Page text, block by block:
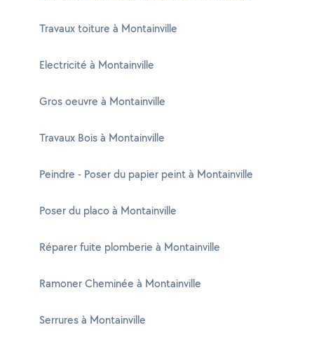
Travaux toiture à Montainville
Electricité à Montainville
Gros oeuvre à Montainville
Travaux Bois à Montainville
Peindre - Poser du papier peint à Montainville
Poser du placo à Montainville
Réparer fuite plomberie à Montainville
Ramoner Cheminée à Montainville
Serrures à Montainville